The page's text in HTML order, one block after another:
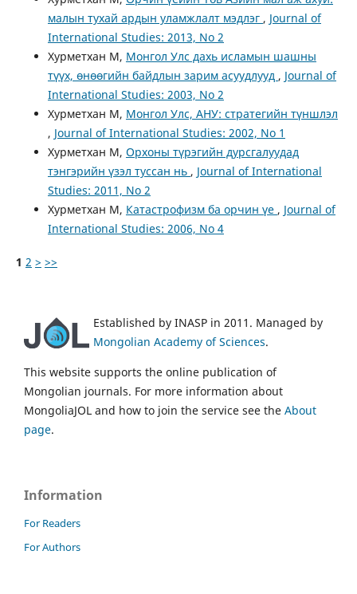
малын тухай ардын уламжлалт мэдлэг , Journal of
International Studies: 2013, No 2
Хурметхан М, Монгол Улс дахь исламын шашны
түүх, өнөөгийн байдлын зарим асуудлууд , Journal of
International Studies: 2003, No 2
Хурметхан М, Монгол Улс, АНУ: стратегийн түншлэл
, Journal of International Studies: 2002, No 1
Хурметхан М, Орхоны түрэгийн дурсгалуудад
тэнгэрийн үзэл туссан нь , Journal of International
Studies: 2011, No 2
Хурметхан М, Катастрофизм ба орчин үе , Journal of
International Studies: 2006, No 4
1 2 > >>
Established by INASP in 2011. Managed by
Mongolian Academy of Sciences.
This website supports the online publication of
Mongolian journals. For more information about
MongoliaJOL and how to join the service see the About
page.
Information
For Readers
For Authors